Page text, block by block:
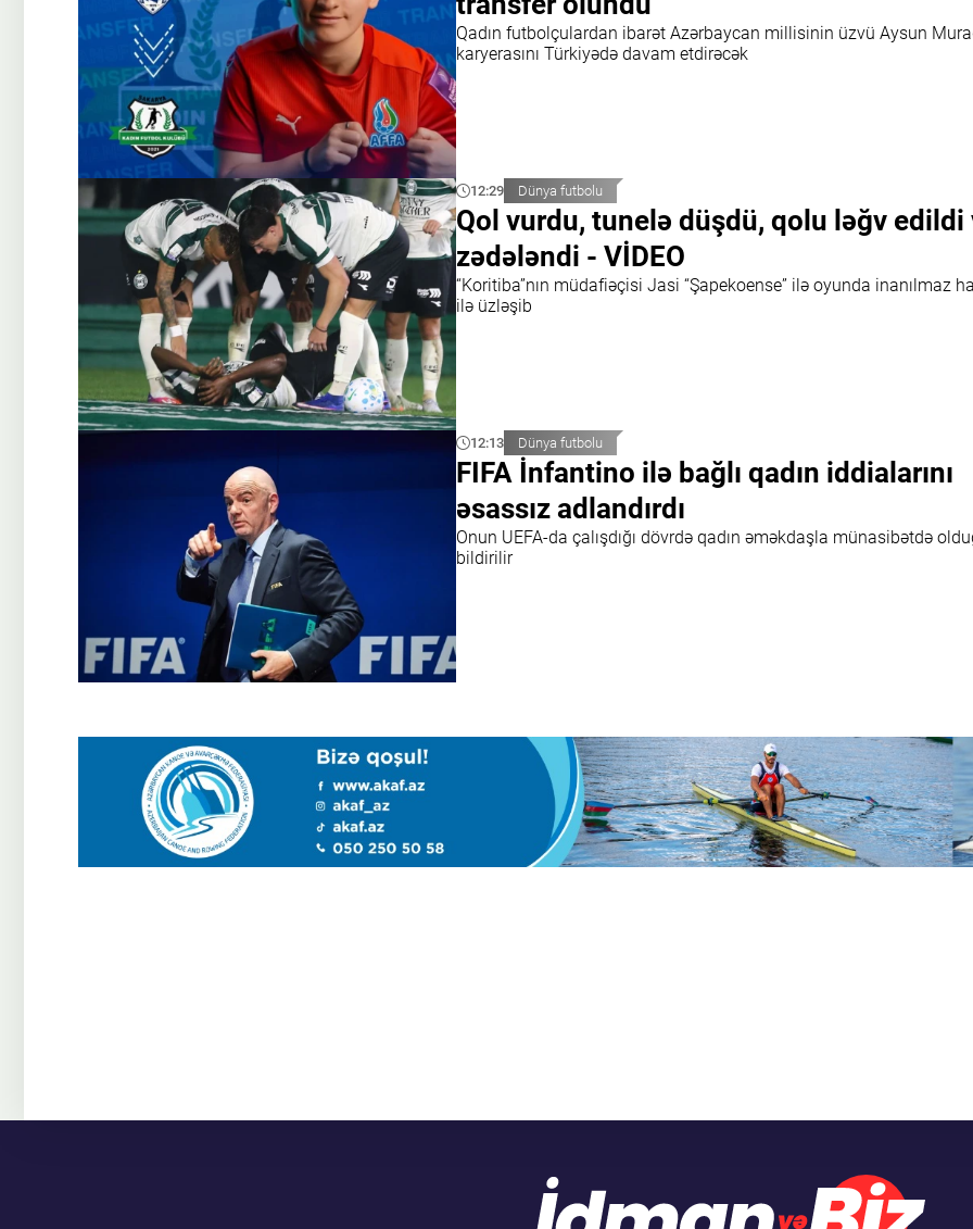
Qadın futbolçulardan ibarət Azərbaycan millisinin üzvü Aysun
karyerasını Türkiyədə davam etdirəcək
12:29 Dünya futbolu
Qol vurdu, tunelə düşdü, qolu ləğv edildi
zədələndi - VİDEO
“Koritiba”nın müdafiəçisi Jasi “Şapekoense” ilə oyunda inanılmaz
ilə üzləşib
12:13 Dünya futbolu
FIFA İnfantino ilə bağlı qadın iddialarını
əsassız adlandırdı
Onun UEFA-da çalışdığı dövrdə qadın əməkdaşla münasibətdə
bildirilir